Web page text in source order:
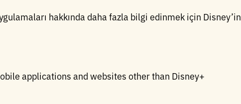
hakkında daha fazla bilgi edinmek için Disney’in
applications and websites other than Disney+